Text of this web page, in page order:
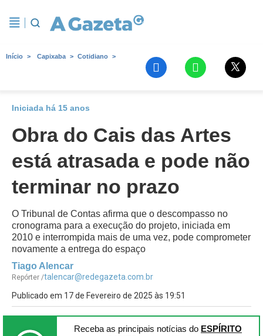
Início Capixaba Cotidiano
Iniciada há 15 anos
Obra do Cais das Artes
está atrasada e pode não
terminar no prazo
O Tribunal de Contas afirma que o descompasso no
cronograma para a execução do projeto, iniciada em
2010 e interrompida mais de uma vez, pode comprometer
novamente a entrega do espaço
Tiago Alencar
Repórter /talencar@redegazeta.com.br
Publicado em 17 de Fevereiro de 2025 às 19:51
Receba as principais notícias do ESPÍRITO